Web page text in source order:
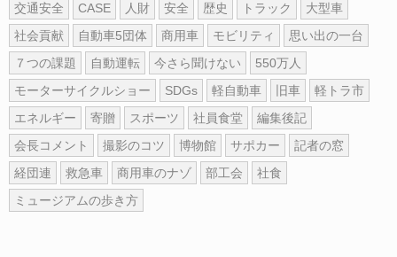
交通安全
CASE 人財 安全 歴史 トラック
大型車
社会貢献
自動車5団体 商用車 モビリティ
思い出の一台
７つの課題
自動運転 今さら聞けない
550万人
モーターサイクルショー
SDGs 軽自動車 旧車
軽トラ市
エネルギー
寄贈 スポーツ 社員食堂
編集後記
会長コメント
撮影のコツ 博物館 サポカー
記者の窓
経団連
救急車 商用車のナゾ 部工会
社食
ミュージアムの歩き方